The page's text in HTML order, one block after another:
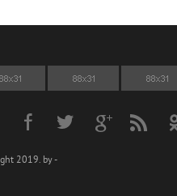
2019. by -